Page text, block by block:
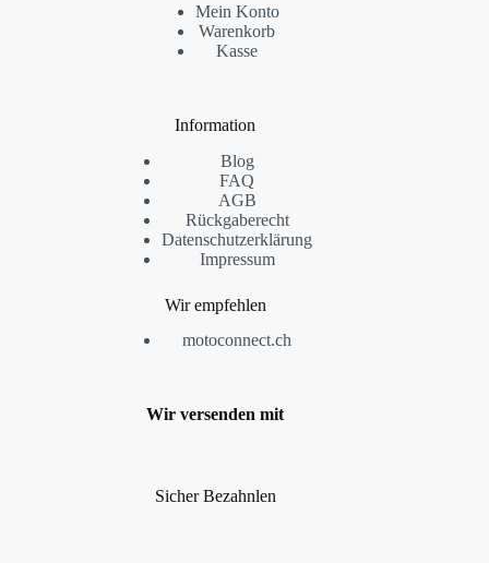
Mein Konto
Warenkorb
Kasse
Information
Blog
FAQ
AGB
Rückgaberecht
Datenschutzerklärung
Impressum
Wir empfehlen
motoconnect.ch
Wir versenden mit
Sicher Bezahnlen